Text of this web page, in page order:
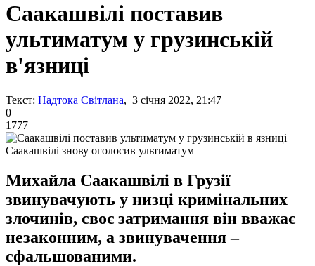
Саакашвілі поставив
ультиматум у грузинській
в'язниці
Текст: Надтока Світлана, 3 січня 2022, 21:47
0
1777
Саакашвілі знову оголосив ультиматум
Михайла Саакашвілі в Грузії
звинувачують у низці кримінальних
злочинів, своє затримання він вважає
незаконним, а звинувачення –
сфальшованими.